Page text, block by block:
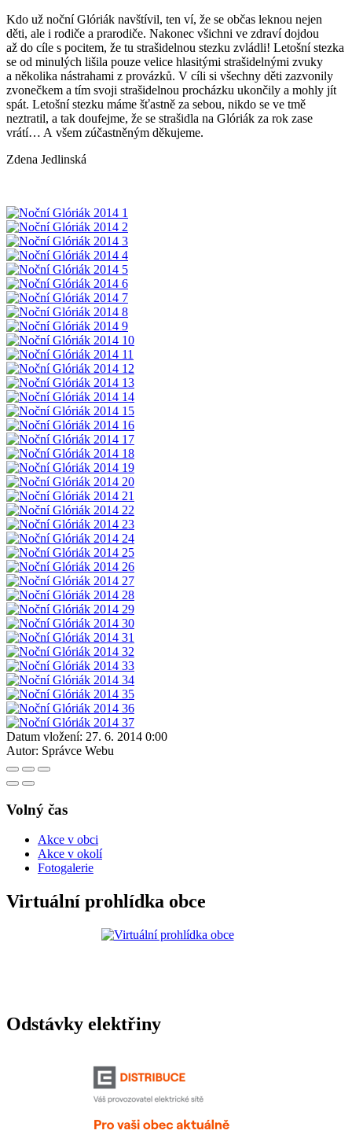
Kdo už noční Glóriák navštívil, ten ví, že se občas leknou nejen
děti, ale i rodiče a prarodiče. Nakonec všichni ve zdraví dojdou
až do cíle s pocitem, že tu strašidelnou stezku zvládli! Letošní stezka
se od minulých lišila pouze velice hlasitými strašidelnými zvuky
a několika nástrahami z provázků. V cíli si všechny děti zazvonily
zvonečkem a tím svoji strašidelnou procházku ukončily a mohly jít
spát. Letošní stezku máme šťastně za sebou, nikdo se ve tmě
neztratil, a tak doufejme, že se strašidla na Glóriák za rok zase
vrátí… A všem zúčastněným děkujeme.
Zdena Jedlinská
Datum vložení: 27. 6. 2014 0:00
Autor: Správce Webu
Volný čas
Akce v obci
Akce v okolí
Fotogalerie
Virtuální prohlídka obce
Odstávky elektřiny